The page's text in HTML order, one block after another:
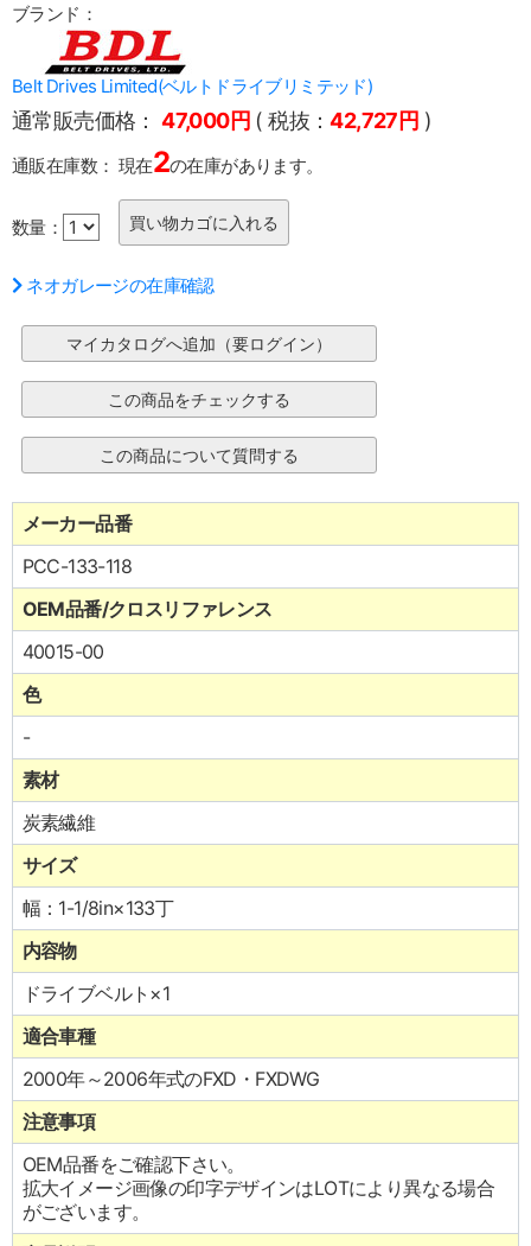
ブランド：
Belt Drives Limited(ベルトドライブリミテッド)
通常販売価格： 47,000円 ( 税抜：42,727円 )
通販在庫数： 現在2の在庫があります。
数量：
ネオガレージの在庫確認
メーカー品番
PCC-133-118
OEM品番/クロスリファレンス
40015-00
色
-
素材
炭素繊維
サイズ
幅：1-1/8in×133丁
内容物
ドライブベルト×1
適合車種
2000年～2006年式のFXD・FXDWG
注意事項
OEM品番をご確認下さい。
拡大イメージ画像の印字デザインはLOTにより異なる場合
がございます。